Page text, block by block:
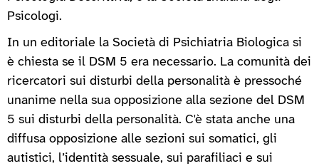
Psicologi.
In un editoriale la Società di Psichiatria Biologica si
è chiesta se il DSM 5 era necessario. La comunità dei
ricercatori sui disturbi della personalità è pressoché
unanime nella sua opposizione alla sezione del DSM
5 sui disturbi della personalità. C'è stata anche una
diffusa opposizione alle sezioni sui somatici, gli
autistici, l’identità sessuale, sui parafiliaci e sui